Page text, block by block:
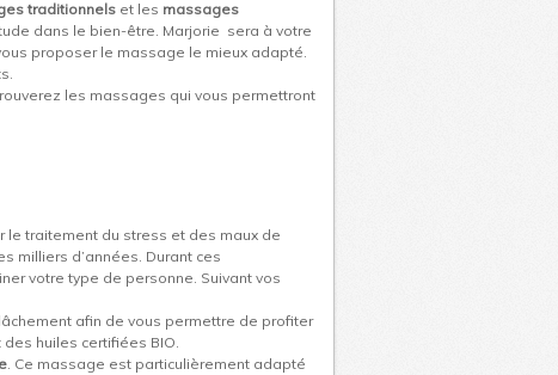
traditionnels et les massages
dans le bien-être. Marjorie sera à votre
proposer le massage le mieux adapté.
les massages qui vous permettront
traitement du stress et des maux de
milliers d’années. Durant ces
votre type de personne. Suivant vos
afin de vous permettre de profiter
huiles certifiées BIO.
. Ce massage est particulièrement adapté